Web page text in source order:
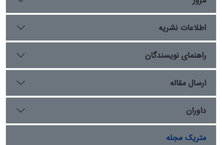
اطلاعات نشریه
راهنمای نویسندگان
ارسال مقاله
داوران
متریک مجله